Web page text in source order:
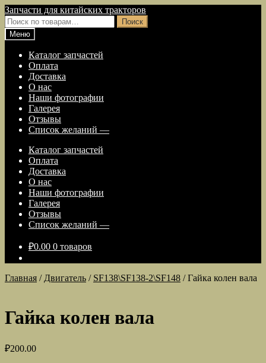
Перейти
к
навигации
Перейти
к
содержимому
Запчасти для китайских тракторов
Искать:
Поиск
Меню
Каталог запчастей
Оплата
Доставка
О нас
Наши фотографии
Галерея
Отзывы
Список желаний —
Каталог запчастей
Оплата
Доставка
О нас
Наши фотографии
Галерея
Отзывы
Список желаний —
₽0.00 0 товаров
Главная / Двигатель / SF138\SF138-2\SF148 /Гайка колен вала
Гайка колен вала
₽200.00